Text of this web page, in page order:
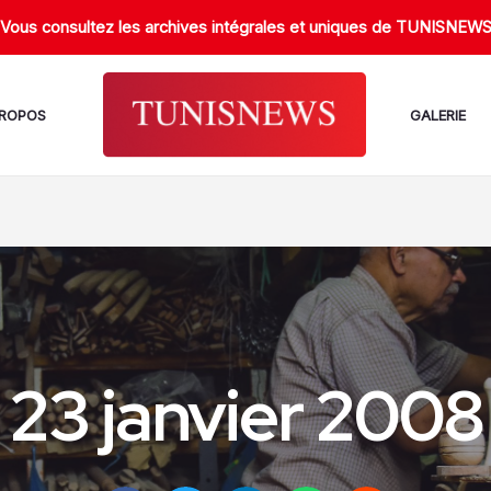
Vous consultez les archives intégrales et uniques de TUNISNEWS
GALERIE
23 janvier 2008